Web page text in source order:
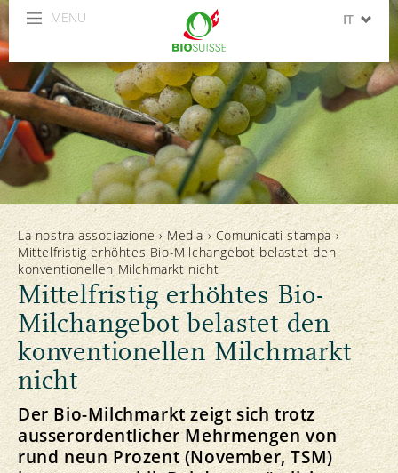
MENU IT
FR
La nostra associazione› Media › Comunicati stampa›
Mittelfristig erhöhtes Bio-Milchangebot belastet den
konventionellen Milchmarkt nicht
Mittelfristig erhöhtes Bio-
Milchangebot belastet den
konventionellen Milchmarkt
nicht
Der Bio-Milchmarkt zeigt sich trotz
ausserordentlicher Mehrmengen von
rund neun Prozent (November, TSM)